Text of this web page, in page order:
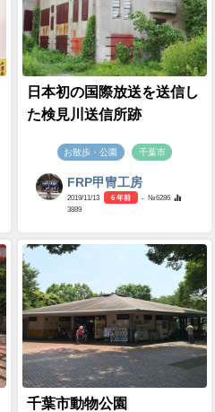
日本初の国際放送を送信し
た検見川送信所跡
お散歩・公園 千葉市
FRP甲冑工房
2019/11/13 6 年前
- №6286
3889
千葉市動物公園